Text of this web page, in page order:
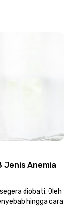
Jenis Anemia
diobati. Oleh
hingga cara